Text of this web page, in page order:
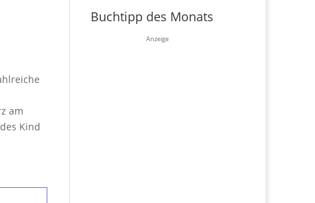
am
Kind
Buchtipp des Monats
Anzeige